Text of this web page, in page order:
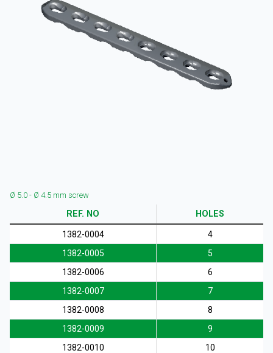
KAYNAKLAR
TÜRKÇE
Ø 5.0 - Ø 4.5 mm screw
REF. NO HOLES
1382-0004
4
1382-0005
5
1382-0006
6
1382-0007
7
1382-0008
8
1382-0009
9
1382-0010
10